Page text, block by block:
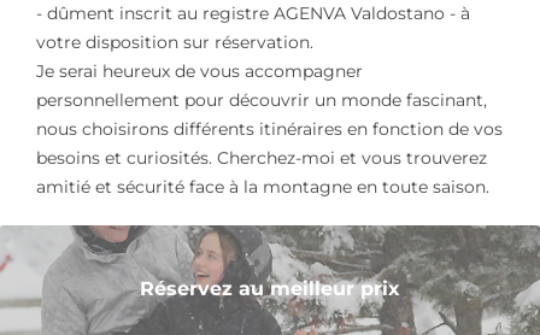
- dûment inscrit au registre AGENVA Valdostano - à
votre disposition sur réservation.
Je serai heureux de vous accompagner
personnellement pour découvrir un monde fascinant,
nous choisirons différents itinéraires en fonction de vos
besoins et curiosités. Cherchez-moi et vous trouverez
amitié et sécurité face à la montagne en toute saison.
Réservez au meilleur prix